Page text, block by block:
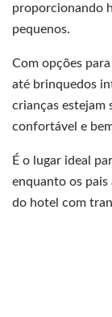
proporcionando
pequenos.
Com opções
até brinquedos
crianças estejam
confortável e
É o lugar ideal
enquanto os
do hotel com